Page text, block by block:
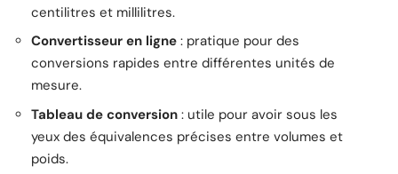
centilitres et millilitres.
Convertisseur en ligne : pratique pour des
conversions rapides entre différentes unités de
mesure.
Tableau de conversion : utile pour avoir sous les
yeux des équivalences précises entre volumes et
poids.